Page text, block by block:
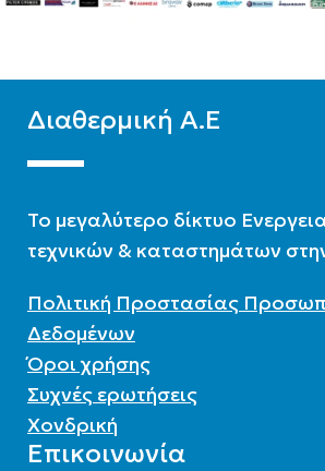
Διαθερμική Α.Ε
To μεγαλύτερο δίκτυο
τεχνικών & καταστημάτων
Πολιτική Προστασίας
Δεδομένων
Όροι χρήσης
Συχνές ερωτήσεις
Χονδρική
Επικοινωνία